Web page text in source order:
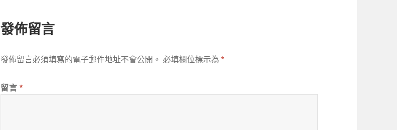
發佈留言
發佈留言必須填寫的電子郵件地址不會公開。 必填欄位標示為*
留言*